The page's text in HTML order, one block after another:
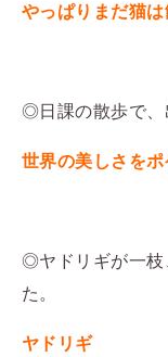
やっぱりまだ猫
◎日課の散歩で、
世界の美しさを
◎ヤドリギが一枝
た。
ヤドリギ